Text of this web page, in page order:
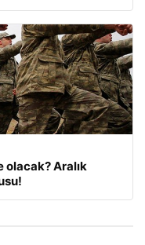
olacak? Aralık